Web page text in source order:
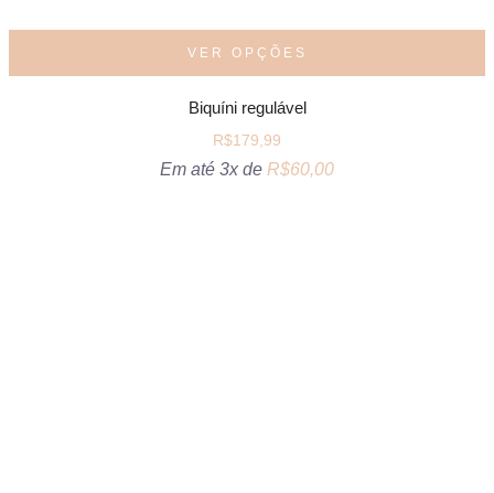
VER OPÇÕES
Biquíni regulável
R$179,99
Em até 3x de R$60,00